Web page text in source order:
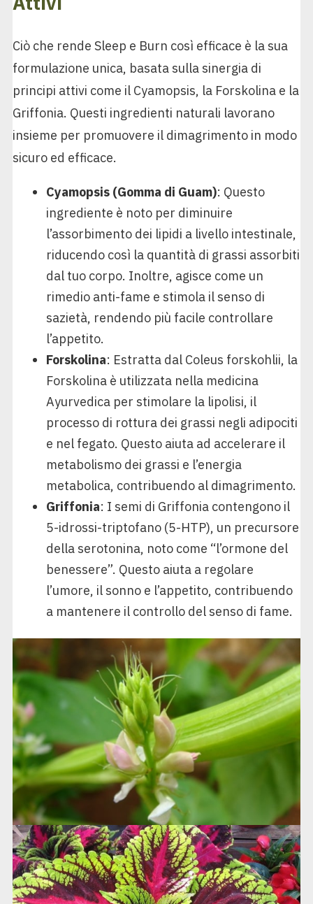
Ciò che rende Sleep e Burn così efficace è la sua
formulazione unica, basata sulla sinergia di
principi attivi come il Cyamopsis, la Forskolina e la
Griffonia. Questi ingredienti naturali lavorano
insieme per promuovere il dimagrimento in modo
sicuro ed efficace.
Cyamopsis (Gomma di Guam): Questo
ingrediente è noto per diminuire
l’assorbimento dei lipidi a livello intestinale,
riducendo così la quantità di grassi assorbiti
dal tuo corpo. Inoltre, agisce come un
rimedio anti-fame e stimola il senso di
sazietà, rendendo più facile controllare
l’appetito.
Forskolina: Estratta dal Coleus forskohlii, la
Forskolina è utilizzata nella medicina
Ayurvedica per stimolare la lipolisi, il
processo di rottura dei grassi negli adipociti
e nel fegato. Questo aiuta ad accelerare il
metabolismo dei grassi e l’energia
metabolica, contribuendo al dimagrimento.
Griffonia: I semi di Griffonia contengono il
5-idrossi-triptofano (5-HTP), un precursore
della serotonina, noto come “l’ormone del
benessere”. Questo aiuta a regolare
l’umore, il sonno e l’appetito, contribuendo
a mantenere il controllo del senso di fame.